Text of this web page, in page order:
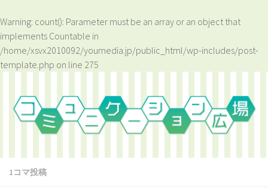
Warning: count(): Parameter must be an array or an object that
implements Countable in
/home/xsvx2010092/youmedia.jp/public_html/wp-includes/post-
template.php on line 275
1コマ投稿